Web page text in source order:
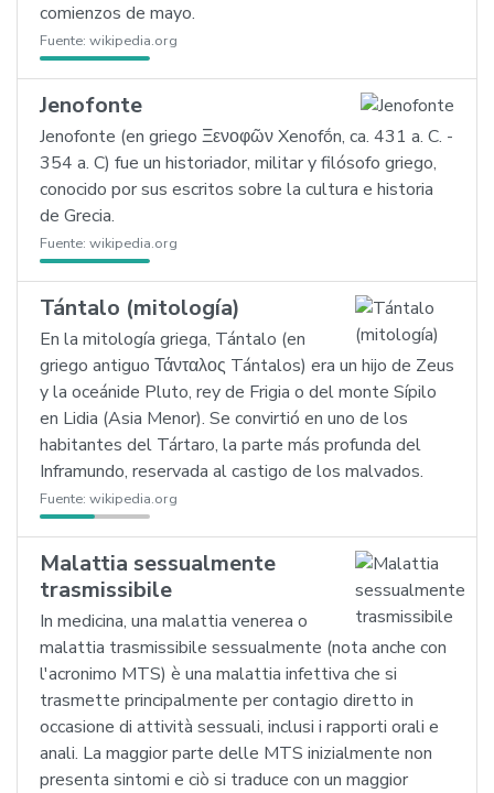
comienzos de mayo.
Fuente: wikipedia.org
Jenofonte
Jenofonte (en griego Ξενοφῶν Xenofṓn, ca. 431 a. C. -
354 a. C) fue un historiador, militar y filósofo griego,
conocido por sus escritos sobre la cultura e historia
de Grecia.
Fuente: wikipedia.org
Tántalo (mitología)
En la mitología griega, Tántalo (en
griego antiguo Τάνταλος Tántalos) era un hijo de Zeus
y la oceánide Pluto, rey de Frigia o del monte Sípilo
en Lidia (Asia Menor). Se convirtió en uno de los
habitantes del Tártaro, la parte más profunda del
Inframundo, reservada al castigo de los malvados.
Fuente: wikipedia.org
Malattia sessualmente
trasmissibile
In medicina, una malattia venerea o
malattia trasmissibile sessualmente (nota anche con
l'acronimo MTS) è una malattia infettiva che si
trasmette principalmente per contagio diretto in
occasione di attività sessuali, inclusi i rapporti orali e
anali. La maggior parte delle MTS inizialmente non
presenta sintomi e ciò si traduce con un maggior